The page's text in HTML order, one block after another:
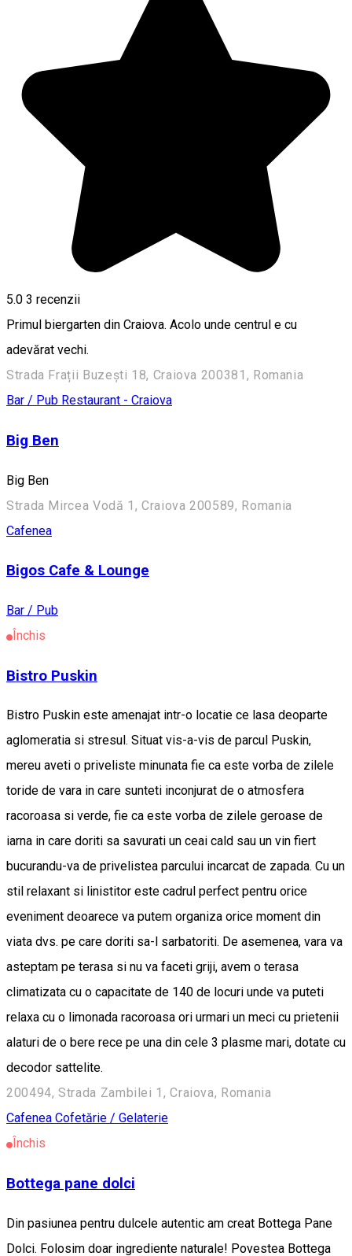
5.0 3 recenzii
Primul biergarten din Craiova. Acolo unde centrul e cu
adevărat vechi.
Strada Frații Buzești 18, Craiova 200381, Romania
Bar / Pub Restaurant - Craiova
Big Ben
Big Ben
Strada Mircea Vodă 1, Craiova 200589, Romania
Cafenea
Bigos Cafe & Lounge
Bar / Pub
Închis
Bistro Puskin
Bistro Puskin este amenajat intr-o locatie ce lasa deoparte
aglomeratia si stresul. Situat vis-a-vis de parcul Puskin,
mereu aveti o priveliste minunata fie ca este vorba de zilele
toride de vara in care sunteti inconjurat de o atmosfera
racoroasa si verde, fie ca este vorba de zilele geroase de
iarna in care doriti sa savurati un ceai cald sau un vin fiert
bucurandu-va de privelistea parcului incarcat de zapada. Cu un
stil relaxant si linistitor este cadrul perfect pentru orice
eveniment deoarece va putem organiza orice moment din
viata dvs. pe care doriti sa-l sarbatoriti. De asemenea, vara va
asteptam pe terasa si nu va faceti griji, avem o terasa
climatizata cu o capacitate de 140 de locuri unde va puteti
relaxa cu o limonada racoroasa ori urmari un meci cu prietenii
alaturi de o bere rece pe una din cele 3 plasme mari, dotate cu
decodor sattelite.
200494, Strada Zambilei 1, Craiova, Romania
Cafenea Cofetărie / Gelaterie
Închis
Bottega pane dolci
Din pasiunea pentru dulcele autentic am creat Bottega Pane
Dolci. Folosim doar ingrediente naturale! Povestea Bottega